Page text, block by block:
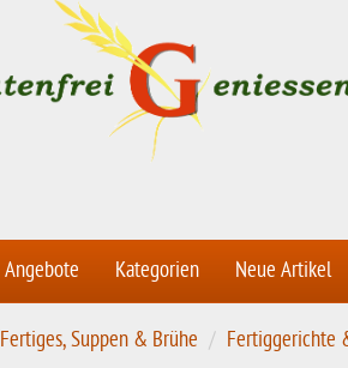
Angebote Kategorien Neue Artikel
Fertiges, Suppen & Brühe Fertiggerichte